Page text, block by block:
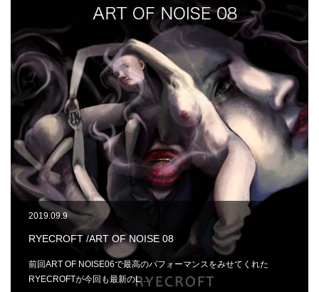
2019.09.9
RYECROFT /ART OF NOISE 08
前回ART OF NOISE06で最高のパフォーマンスをみせてくれた
RYECROFTが今回も最新のL…